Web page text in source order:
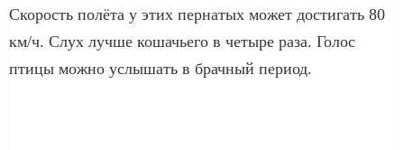
Скорость полёта у этих пернатых может достигать 80
км/ч. Слух лучше кошачьего в четыре раза. Голос
птицы можно услышать в брачный период.